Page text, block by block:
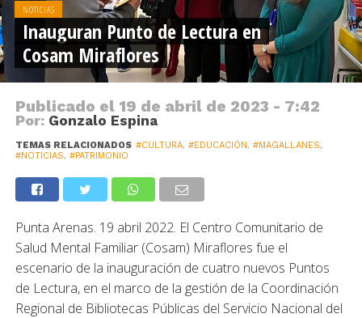
NOTICIAS
Inauguran Punto de Lectura en
Cosam Miraflores
Publicado el 19 de abril de 2023 - 7:42
Por: Gonzalo Espina
TEMAS RELACIONADOS #CULTURA, #EDUCACIÓN, #MAGALLANES,
#NOTICIAS, #PATRIMONIO
Punta Arenas. 19 abril 2022. El Centro Comunitario de
Salud Mental Familiar (Cosam) Miraflores fue el
escenario de la inauguración de cuatro nuevos Puntos
de Lectura, en el marco de la gestión de la Coordinación
Regional de Bibliotecas Públicas del Servicio Nacional del